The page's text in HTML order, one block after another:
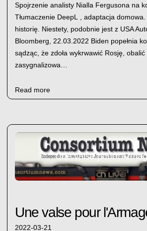
Spojrzenie analisty Nialla Fergusona na
Tłumaczenie DeepL , adaptacja
historię. Niestety, podobnie jest z USA
Bloomberg, 22.03.2022 Biden popełnia
sądząc, że zdoła wykrwawić Rosję, obalić
zasygnalizowa…
Read more
Une valse pour
Une valse pour
2022-03-21